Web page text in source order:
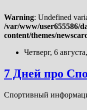
Warning: Undefined
/var/www/user655586/
content/themes/
Перейти
содержимому
Четверг, 6
7 Дней про
Спортивный